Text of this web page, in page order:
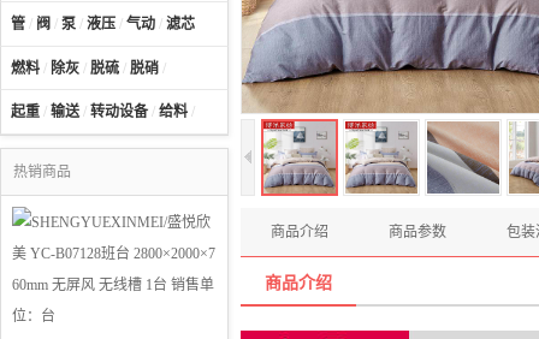
管 / 阀 / 泵 / 液压 / 气动 / 滤芯
燃料 / 除灰 / 脱硫 / 脱硝 /
起重 / 输送/ 转动设备 / 给料 /
热销商品
商品介绍 商品参数 包装
商品介绍